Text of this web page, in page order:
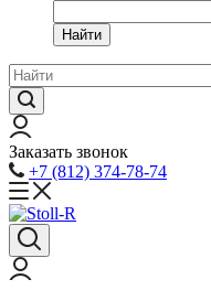
Найти
Заказать звонок
+7 (812) 374-78-74